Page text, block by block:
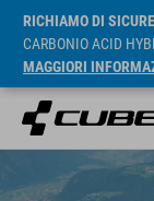
RICHIAMO DI
CARBONIO ACID
MAGGIORI